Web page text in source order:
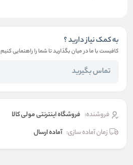
به کمک نیاز دارید ؟
کافیست با ما در میان بگذارید تا شما را راهنمایی کنیم
تماس بگیرید
فروشنده: فروشگاه اینترنتی مولی کالا
زمان آماده سازی: آماده ارسال